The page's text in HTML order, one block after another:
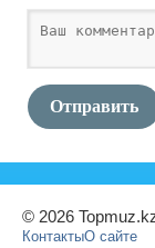
Отправить
© 2026
КонтактыО сайте